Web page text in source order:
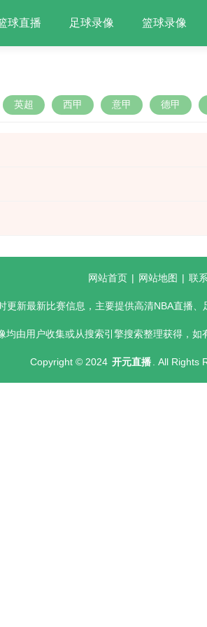
球直播 足球录像 篮球录像
英超 西甲 意甲 德甲
网站首页 | 网站地图 | 联
更新最新比赛信息，主要提供高清NBA直播
均由用户收集或从搜索引擎搜索整理获得，
Copyright © 2024 开元直播 . All Rights